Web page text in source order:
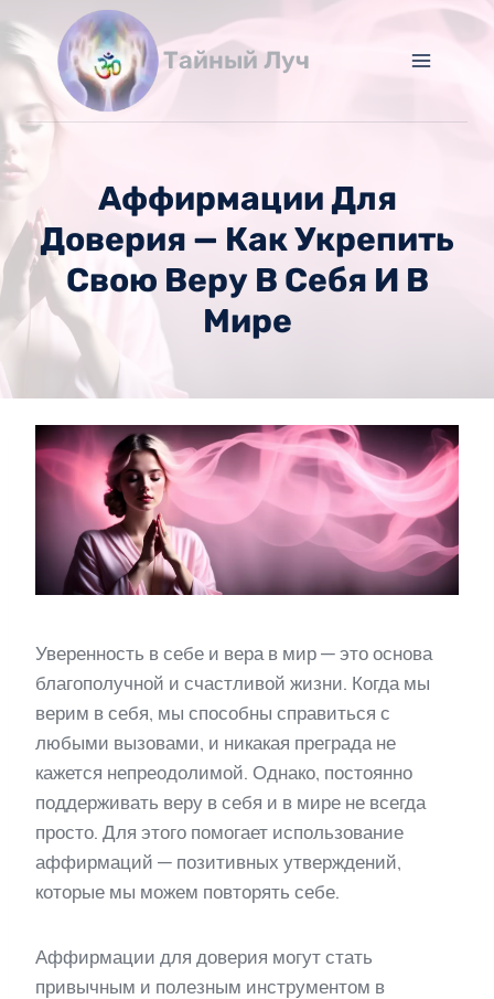
содержимому
Тайный Луч
Аффирмации Для
Доверия — Как Укрепить
Свою Веру В Себя И В
Мире
Уверенность в себе и вера в мир — это основа
благополучной и счастливой жизни. Когда мы
верим в себя, мы способны справиться с
любыми вызовами, и никакая преграда не
кажется непреодолимой. Однако, постоянно
поддерживать веру в себя и в мире не всегда
просто. Для этого помогает использование
аффирмаций — позитивных утверждений,
которые мы можем повторять себе.
Аффирмации для доверия могут стать
привычным и полезным инструментом в